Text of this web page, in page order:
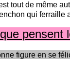
tout de même
qui ferraille
pensent
figure en se